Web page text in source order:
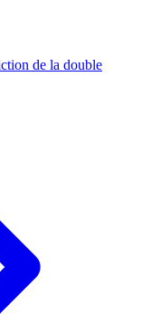
de la double